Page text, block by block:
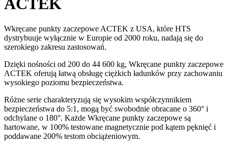
ACTEK
Wkręcane punkty zaczepowe ACTEK z USA, które HTS
dystrybuuje wyłącznie w Europie od 2000 roku, nadają się do
szerokiego zakresu zastosowań.
Dzięki nośności od 200 do 44 600 kg, Wkręcane punkty zaczepowe
ACTEK oferują łatwą obsługę ciężkich ładunków przy zachowaniu
wysokiego poziomu bezpieczeństwa.
Różne serie charakteryzują się wysokim współczynnikiem
bezpieczeństwa do 5:1, mogą być swobodnie obracane o 360° i
odchylane o 180°. Każde Wkręcane punkty zaczepowe są
hartowane, w 100% testowane magnetycznie pod kątem pęknięć i
poddawane 200% testom obciążeniowym.